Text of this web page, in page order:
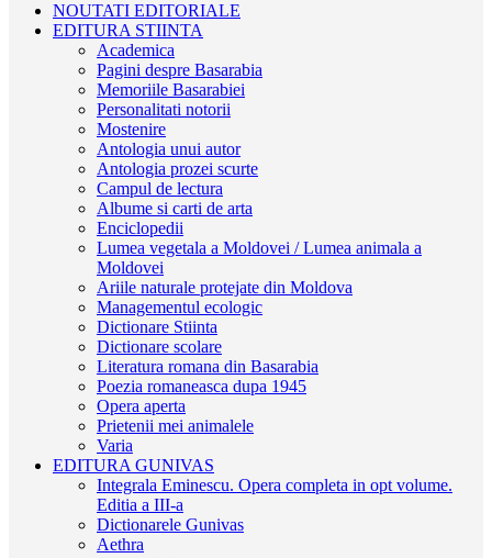
NOUTATI EDITORIALE
EDITURA STIINTA
Academica
Pagini despre Basarabia
Memoriile Basarabiei
Personalitati notorii
Mostenire
Antologia unui autor
Antologia prozei scurte
Campul de lectura
Albume si carti de arta
Enciclopedii
Lumea vegetala a Moldovei / Lumea animala a
Moldovei
Ariile naturale protejate din Moldova
Managementul ecologic
Dictionare Stiinta
Dictionare scolare
Literatura romana din Basarabia
Poezia romaneasca dupa 1945
Opera aperta
Prietenii mei animalele
Varia
EDITURA GUNIVAS
Integrala Eminescu. Opera completa in opt volume.
Editia a III-a
Dictionarele Gunivas
Aethra